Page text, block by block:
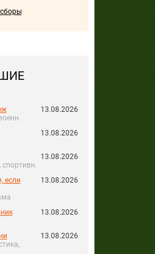
13.08.2026
13.08.2026
спортивн.
13.08.2026
если
13.08.2026
13.08.2026
13.08.2026